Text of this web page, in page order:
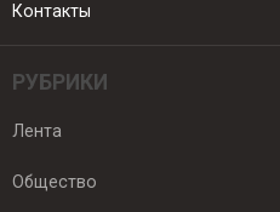
Контакты
РУБРИКИ
Лента
Общество